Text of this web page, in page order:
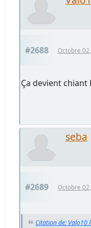
#2688 Octobre
Ça devient chiant
seba
#2689 Octobre
Citation de: Valo10